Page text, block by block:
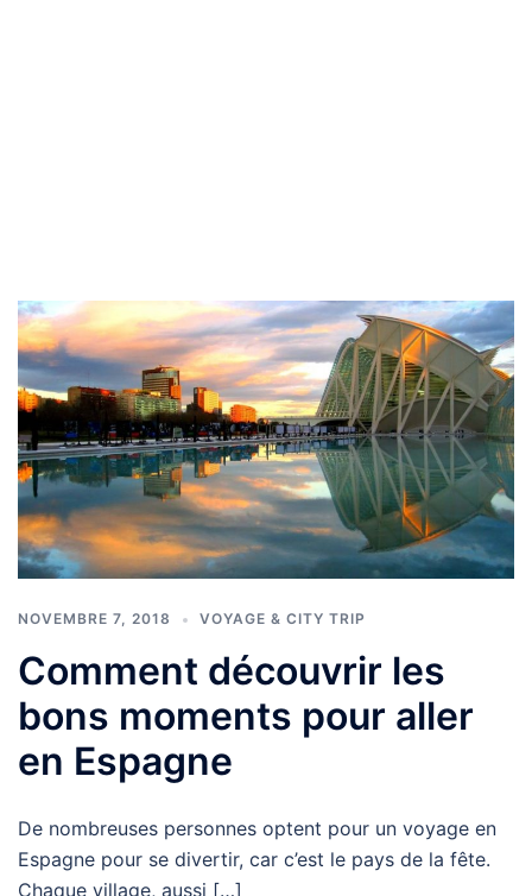
NOVEMBRE 7, 2018 VOYAGE & CITY TRIP
Comment découvrir les
bons moments pour aller
en Espagne
De nombreuses personnes optent pour un voyage en
Espagne pour se divertir, car c’est le pays de la fête.
Chaque village, aussi […]